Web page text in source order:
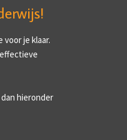
je klaar.
hieronder